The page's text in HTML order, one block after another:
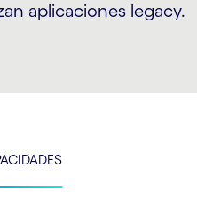
aplicaciones legacy.